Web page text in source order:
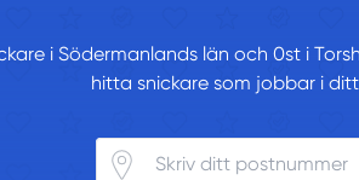
i Södermanlands län och 0st i
hitta snickare som jobbar i